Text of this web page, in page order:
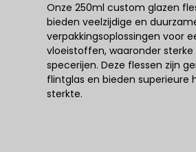
Onze 250ml custom glazen
bieden veelzijdige en
verpakkingsoplossingen voor
vloeistoffen, waaronder
specerijen. Deze flessen zijn
flintglas en bieden superieure
sterkte.